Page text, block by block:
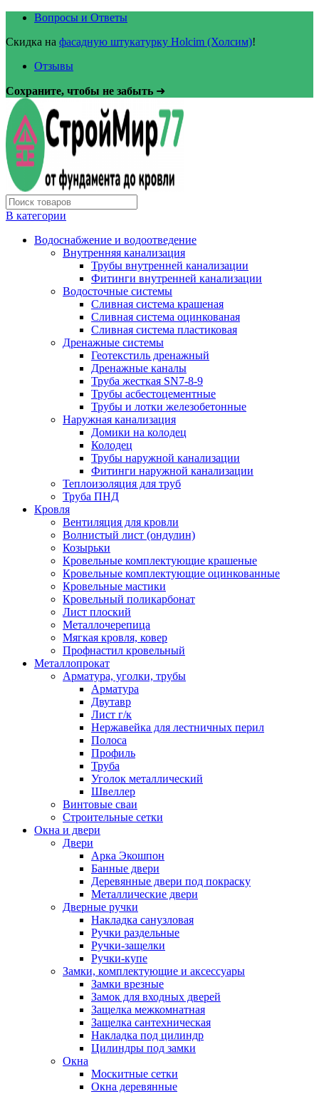
Вопросы и Ответы
Скидка на фасадную штукатурку Holcim (Холсим)!
Отзывы
Сохраните, чтобы не забыть ➜
В категории
Водоснабжение и водоотведение
Внутренняя канализация
Трубы внутренней канализации
Фитинги внутренней канализации
Водосточные системы
Сливная система крашеная
Сливная система оцинкованая
Сливная система пластиковая
Дренажные системы
Геотекстиль дренажный
Дренажные каналы
Труба жесткая SN7-8-9
Трубы асбестоцементные
Трубы и лотки железобетонные
Наружная канализация
Домики на колодец
Колодец
Трубы наружной канализации
Фитинги наружной канализации
Теплоизоляция для труб
Труба ПНД
Кровля
Вентиляция для кровли
Волнистый лист (ондулин)
Козырьки
Кровельные комплектующие крашеные
Кровельные комплектующие оцинкованные
Кровельные мастики
Кровельный поликарбонат
Лист плоский
Металлочерепица
Мягкая кровля, ковер
Профнастил кровельный
Металлопрокат
Арматура, уголки, трубы
Арматура
Двутавр
Лист г/к
Нержавейка для лестничных перил
Полоса
Профиль
Труба
Уголок металлический
Швеллер
Винтовые сваи
Строительные сетки
Окна и двери
Двери
Арка Экошпон
Банные двери
Деревянные двери под покраску
Металлические двери
Дверные ручки
Накладка санузловая
Ручки раздельные
Ручки-защелки
Ручки-купе
Замки, комплектующие и аксессуары
Замки врезные
Замок для входных дверей
Защелка межкомнатная
Защелка сантехническая
Накладка под цилиндр
Цилиндры под замки
Окна
Москитные сетки
Окна деревянные